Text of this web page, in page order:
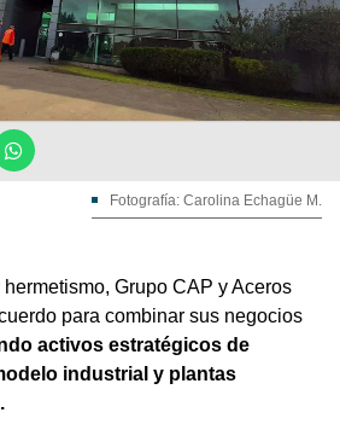

Fotografía: Carolina Echagüe M.
Grupo CAP y Aceros
para combinar sus negocios
activos estratégicos de
industrial y plantas